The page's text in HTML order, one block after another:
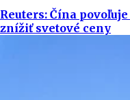
Reuters: Čína
znížiť svetové ceny